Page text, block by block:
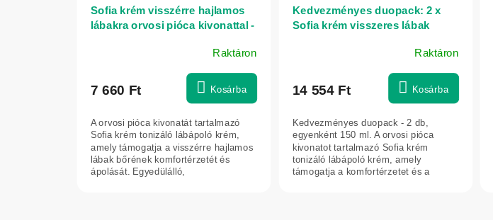
Sofia krém visszérre hajlamos
lábakra orvosi pióca kivonattal -
átlagos
ből
5,0
csillag.
Raktáron
7 660 Ft Kosárba
A orvosi pióca kivonatát tartalmazó
Sofia krém tonizáló lábápoló krém,
amely támogatja a visszérre hajlamos
lábak bőrének komfortérzetét és
ápolását. Egyedülálló,
Kedvezményes duopack: 2 x
Sofia krém visszeres lábak
átlagos
5,0
csillag.
Raktáron
14 554 Ft Kosárba
Kedvezményes duopack - 2 db,
egyenként 150 ml. A orvosi pióca
kivonatot tartalmazó Sofia krém
tonizáló lábápoló krém, amely
támogatja a komfortérzetet és a